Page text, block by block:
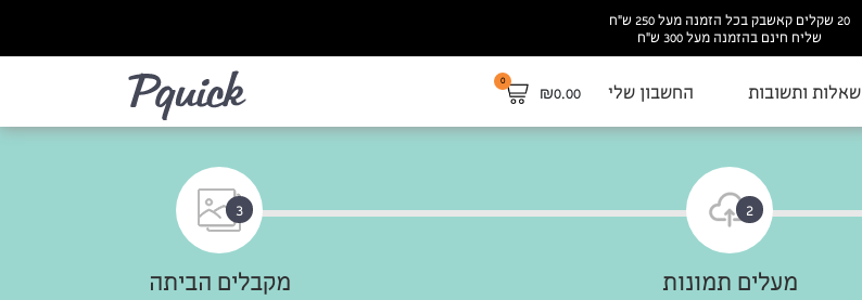
20 שקלים קאשבק בכל הזמנה מעל 250 ש”ח
שליח חינם בהזמנה מעל 300 ש”ח
שאלות ותשובות החשבון שלי ₪0.00
0
2
מעלים תמונות
3
מקבלים הביתה